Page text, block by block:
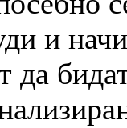
и
да